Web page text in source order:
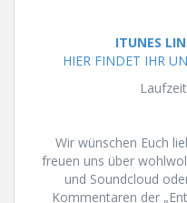
ITUNES
HIER FINDET IHR
Wir wünschen Euch
freuen uns über
und Soundcloud
Kommentaren der